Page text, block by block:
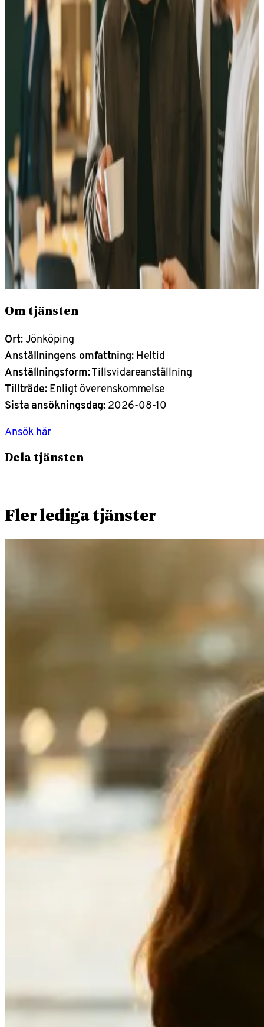
Om tjänsten
Ort: Jönköping
Anställningens omfattning:Heltid
Anställningsform:Tillsvidareanställning
Tillträde:Enligt överenskommelse
Sista ansökningsdag:2026-08-10
Ansök här
Dela tjänsten
Fler lediga tjänster